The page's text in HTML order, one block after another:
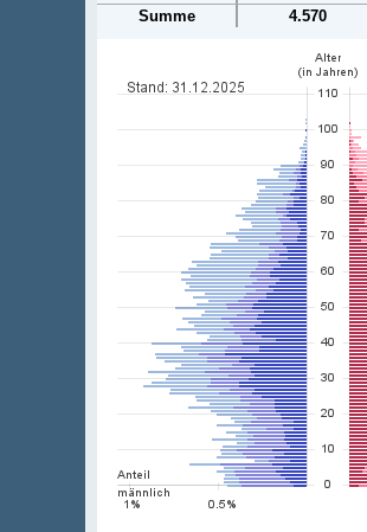
Summe
4.570